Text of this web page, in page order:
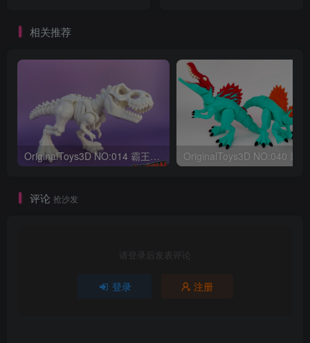
相关推荐
OriginalToys3D NO:014 霸王龙骨架
评论 抢沙发
请登录后发表评论
登录 注册